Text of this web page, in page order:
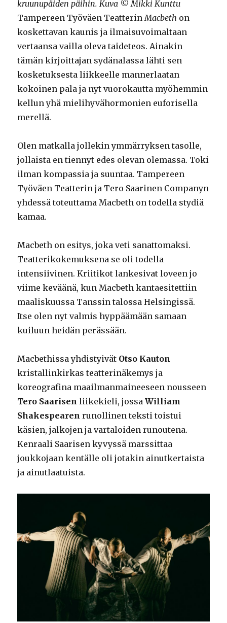
kruunupäiden päihin. Kuva © Mikki Kunttu
Tampereen Työväen Teatterin Macbeth on
koskettavan kaunis ja ilmaisuvoimaltaan
vertaansa vailla oleva taideteos. Ainakin
tämän kirjoittajan sydänalassa lähti sen
kosketuksesta liikkeelle mannerlaatan
kokoinen pala ja nyt vuorokautta myöhemmin
kellun yhä mielihyvähormonien euforisella
merellä.
Olen matkalla jollekin ymmärryksen tasolle,
jollaista en tiennyt edes olevan olemassa. Toki
ilman kompassia ja suuntaa. Tampereen
Työväen Teatterin ja Tero Saarinen Companyn
yhdessä toteuttama Macbeth on todella stydiä
kamaa.
Macbeth on esitys, joka veti sanattomaksi.
Teatterikokemuksena se oli todella
intensiivinen. Kriitikot lankesivat loveen jo
viime keväänä, kun Macbeth kantaesitettiin
maaliskuussa Tanssin talossa Helsingissä.
Itse olen nyt valmis hyppäämään samaan
kuiluun heidän perässään.
Macbethissa yhdistyivät Otso Kauton
kristallinkirkas teatterinäkemys ja
koreografina maailmanmaineeseen nousseen
Tero Saarisen liikekieli, jossaWilliam
Shakespearen runollinen teksti toistui
käsien, jalkojen ja vartaloiden runoutena.
Kenraali Saarisen kyvyssä marssittaa
joukkojaan kentälle oli jotakin ainutkertaista
ja ainutlaatuista.